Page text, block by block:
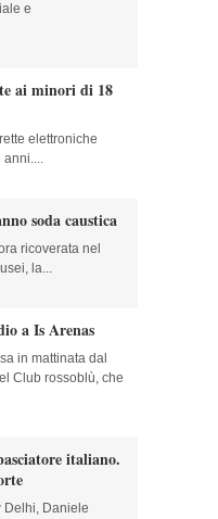
e
ai minori di 18
elettroniche
anni....
soda caustica
ricoverata nel
la...
a Is Arenas
in mattinata dal
Club rossoblù, che
italiano.
Delhi, Daniele